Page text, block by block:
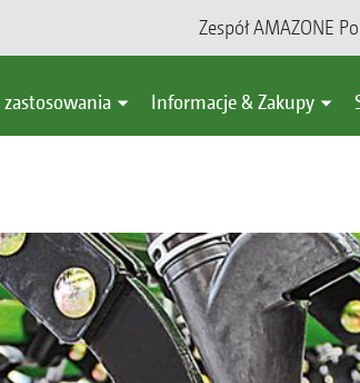
Zespół AMAZONE
Informacje & Zakupy